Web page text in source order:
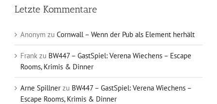
Letzte Kommentare
Anonym zu Cornwall – Wenn der Pub als Element herhält
Frank zu BW447 – GastSpiel: Verena Wiechens – Escape
Rooms, Krimis & Dinner
Arne Spillner zu BW447 – GastSpiel: Verena Wiechens –
Escape Rooms, Krimis & Dinner